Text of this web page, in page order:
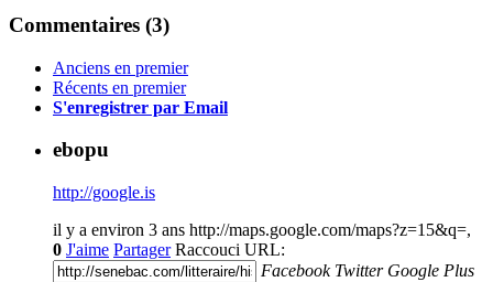
Commentaires (3)
Anciens en premier
Récents en premier
S'enregistrer par Email
ebopu
http://google.is
il y a environ 3 ans http://maps.google.com/maps?z=15&q=,
0 J'aime Partager Raccouci URL:
Facebook Twitter Google Plus